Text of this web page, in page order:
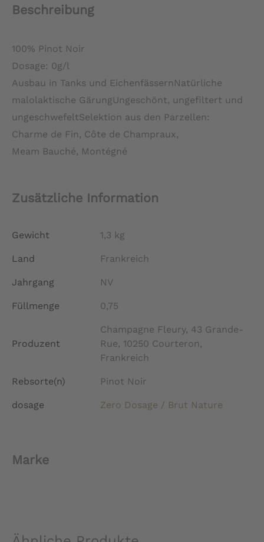
Beschreibung
100% Pinot Noir
Dosage: 0g/l
Ausbau in Tanks und EichenfässernNatürliche
malolaktische GärungUngeschönt, ungefiltert und
ungeschwefeltSelektion aus den Parzellen:
Charme de Fin, Côte de Champraux,
Meam Bauché, Montégné
Zusätzliche Information
Gewicht 1,3 kg
Land Frankreich
Jahrgang NV
Füllmenge 0,75
Produzent
Champagne Fleury, 43 Grande-
Rue, 10250 Courteron,
Frankreich
Rebsorte(n) Pinot Noir
dosage Zero Dosage / Brut Nature
Marke